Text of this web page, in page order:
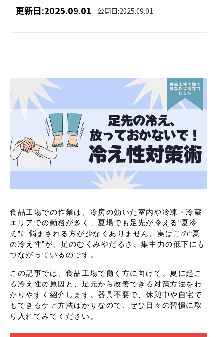
更新日:2025.09.01 公開日:2025.09.01
食品工場での作業は、冷房の効いた室内や冷凍・冷蔵
エリアでの勤務が多く、夏場でも足先が冷える“夏冷
え”に悩まされる方が少なくありません。実はこの“夏
の冷え性”が、足のむくみやだるさ、集中力の低下にも
つながっているのです。
この記事では、食品工場で働く方に向けて、夏に起こ
る冷え性の原因と、足元から改善できる対策方法をわ
かりやすく紹介します。器具不要で、休憩中や自宅で
もできるケア方法ばかりなので、ぜひ日々の習慣に取
り入れてみてください。